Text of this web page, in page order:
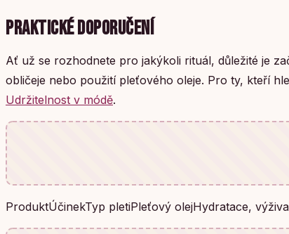
PRAKTICKÉ DOPORUČENÍ
Ať už se rozhodnete pro jakýkoli rituál, důležité je
obličeje nebo použití pleťového oleje. Pro ty, kteří
Udržitelnost v módě.
ProduktÚčinekTyp pletiPleťový olejHydratace,